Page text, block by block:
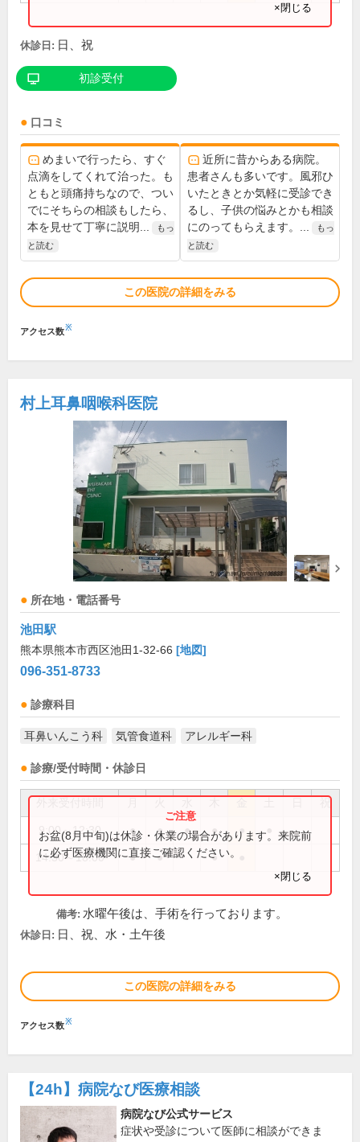
×閉じる
休診日: 日、祝
初診受付
口コミ
めまいで行ったら、すぐ
点滴をしてくれて治った。も
ともと頭痛持ちなので、つい
でにそちらの相談もしたら、
本を見せて丁寧に説明...
もっ
と読む
近所に昔からある病院。
患者さんも多いです。風邪ひ
いたときとか気軽に受診でき
るし、子供の悩みとかも相談
にのってもらえます。...
もっ
と読む
この医院の詳細をみる
アクセス数※
村上耳鼻咽喉科医院
所在地・電話番号
池田駅
熊本県熊本市西区池田1-32-66 [地図]
096-351-8733
診療科目
耳鼻いんこう科 気管食道科 アレルギー科
診療/受付時間・休診日
祝
9:00～12:30 ● ● ● ● ●
14:30～18:00 ● ● ●
お盆(8月中旬)は休診・休業の場合があります。来院前
に必ず医療機関に直接ご確認ください。
×閉じる
備考: 水曜午後は、手術を行っております。
休診日: 日、祝、水・土午後
この医院の詳細をみる
アクセス数※
【24h】 病院なび医療相談
病院なび公式サービス
症状や受診について医師に相談ができま